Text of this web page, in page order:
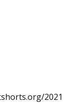
2021